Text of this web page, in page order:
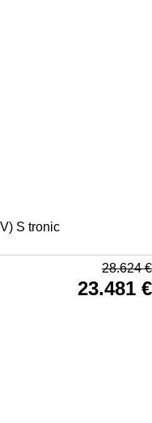
S tronic
28.624€
23.481 €